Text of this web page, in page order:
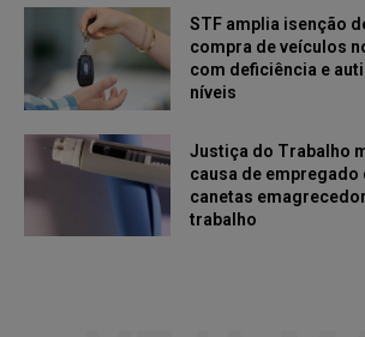
STF amplia isenção
compra de veículos
com deficiência e
níveis
Justiça do Trabalho
causa de empregado
canetas
trabalho